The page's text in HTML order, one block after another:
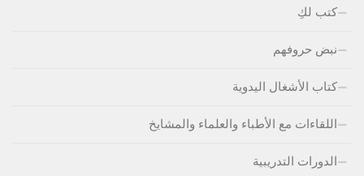
كتب لكِ
نبض حروفهم
كتاب الأشغال اليدوية
اللقاءات مع الأطباء والعلماء والمشايخ
الدورات التدريبية